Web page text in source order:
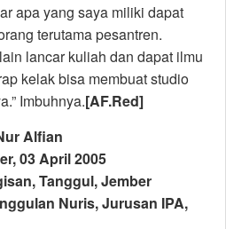
apa yang saya miliki dapat
terutama pesantren.
lancar kuliah dan dapat ilmu
kelak bisa membuat studio
Imbuhnya.[AF.Red]
Alfian
2005
Tanggul, Jember
Nuris, Jurusan IPA,